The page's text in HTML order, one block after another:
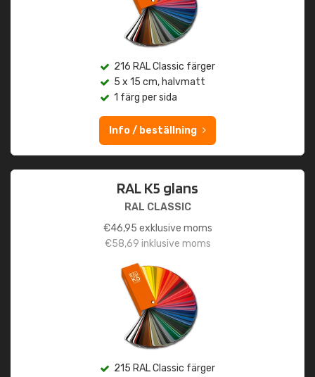
216 RAL Classic färger
5 x 15 cm, halvmatt
1 färg per sida
Info / beställning
RAL K5 glans
RAL CLASSIC
€46,95 exklusive moms
€58,69 inklusive moms
215 RAL Classic färger